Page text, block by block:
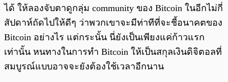
ได้ ให้ลองจับตาดูกลุ่ม community ของ Bitcoin ในอีกไม่กี่
สัปดาห์ถัดไปให้ดีๆ ว่าพวกเขาจะมีท่าทีที่จะชี้อนาคตของ
Bitcoin อย่างไร แต่กระนั้น นี่ยังเป็นเพียงแค่ก้าวแรก
เท่านั้น หนทางในการทำ Bitcoin ให้เป็นสกุลเงินดิจิตอลที่
สมบูรณ์แบบอาจจะยังต้องใช้เวลาอีกนาน